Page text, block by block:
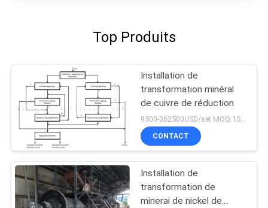
Top Produits
Installation de
transformation minéral
de cuivre de réduction
9500-362500USD/set MOQ:1SET
CONTACT
Installation de
transformation de
minerai de nickel de